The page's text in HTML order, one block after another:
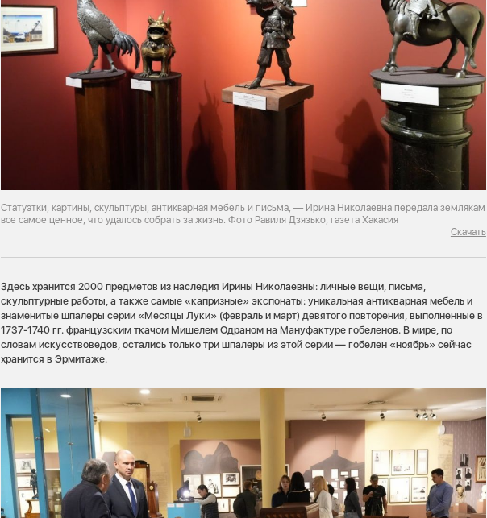
Статуэтки, картины, скульптуры, антикварная мебель и письма, — Ирина Николаевна передала землякам
все самое ценное, что удалось собрать за жизнь. Фото Равиля Дзязько, газета Хакасия
Скачать
Здесь хранится 2000 предметов из наследия Ирины Николаевны: личные вещи, письма,
скульптурные работы, а также самые «капризные» экспонаты: уникальная антикварная мебель и
знаменитые шпалеры серии «Месяцы Луки» (февраль и март) девятого повторения, выполненные в
1737-1740 гг. французским ткачом Мишелем Одраном на Мануфактуре гобеленов. В мире, по
словам искусствоведов, остались только три шпалеры из этой серии — гобелен «ноябрь» сейчас
хранится в Эрмитаже.